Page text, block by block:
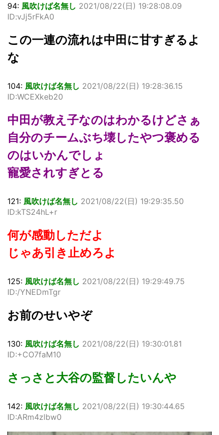
94: 風吹けば名無し 2021/08/22(日) 19:28:08.09
ID:vJj5rFkA0
この一連の流れは中田に甘すぎるよ
な
104: 風吹けば名無し 2021/08/22(日) 19:28:36.15
ID:WCEXkeb20
中田が教え子なのはわかるけどさぁ
自分のチームぶち壊したやつ褒める
のはいかんでしょ
寵愛されすぎとる
121: 風吹けば名無し 2021/08/22(日) 19:29:35.50
ID:kTS24hL+r
何が感動しただよ
じゃあ引き止めろよ
125: 風吹けば名無し 2021/08/22(日) 19:29:49.75
ID:/YNEDmTgr
お前のせいやぞ
130: 風吹けば名無し 2021/08/22(日) 19:30:01.81
ID:+CO7faM10
さっさと大谷の監督したいんや
142: 風吹けば名無し 2021/08/22(日) 19:30:44.65
ID:ARm4zlbw0